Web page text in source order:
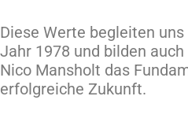
Diese Werte begleiten
Jahr 1978 und bilden
Nico Mansholt das
erfolgreiche Zukunft.